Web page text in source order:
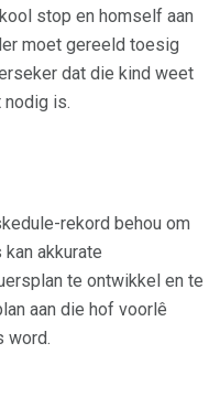
stop en homself aan
moet gereeld toesig
dat die kind weet
nodig is.
rekord behou om
akkurate
te ontwikkel en te
aan die hof voorlê
word.